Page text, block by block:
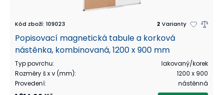
Kód zboží: 109023 2 Varianty
Popisovací magnetická tabule a korková
nástěnka, kombinovaná, 1200 x 900 mm
Typ povrchu:
lakovaný/korek
Rozměry š x v (mm):
1200 x 900
Provedení: nástěnná